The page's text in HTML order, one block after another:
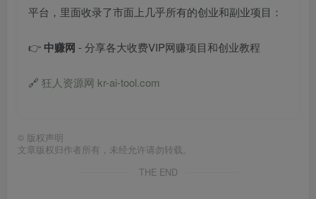
平台，里面收录了市面上几乎所有的创业和副业项目：
👉 中赚网 - 分享各大收费VIP网赚项目和创业教程
🔗 狂人资源网 kr-ai-tool.com
© 版权声明
文章版权归作者所有，未经允许请勿转载。
THE END